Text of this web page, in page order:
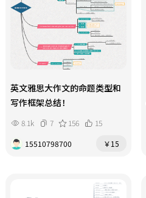
英文雅思大作文的命题类型和
写作框架总结！
8.1k 7 156
15
15510798700
￥15